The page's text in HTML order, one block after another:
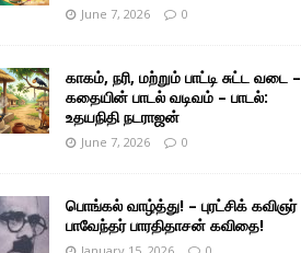
June 7, 2026 0
காகம், நரி, மற்றும் பாட்டி சுட்ட வடை –
கதையின் பாடல் வடிவம் – பாடல்:
உதயநிதி நடராஜன்
June 7, 2026 0
பொங்கல் வாழ்த்து! – புரட்சிக் கவிஞர்
பாவேந்தர் பாரதிதாசன் கவிதை!